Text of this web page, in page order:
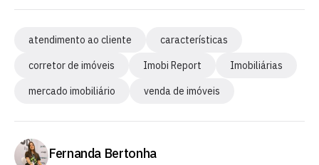
atendimento ao cliente
características
corretor de imóveis
Imobi Report
Imobiliárias
mercado imobiliário
venda de imóveis
Fernanda Bertonha